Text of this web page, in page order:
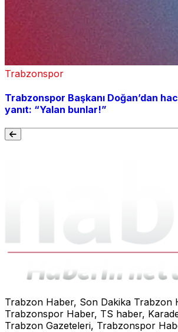
Trabzonspor
Trabzonspor Başkanı Doğan’dan
yanıt: “Yalan bunlar!”
Trabzon Haber, Son Dakika Trabzon
Trabzonspor Haber, TS haber,
Trabzon Gazeteleri, Trabzonspor